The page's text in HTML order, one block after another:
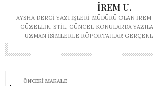
İREM U.
AYSHA DERGI YAZI İŞLERI MÜDÜRÜ OLAN İREM
GÜZELLIK, STIL, GÜNCEL KONULARDA
UZMAN ISIMLERLE RÖPORTAJLAR
ÖNCEKI MAKALE